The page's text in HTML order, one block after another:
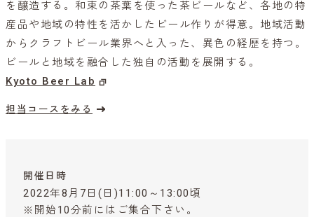
を醸造する。和束の茶葉を使った茶ビールなど、各地の特
産品や地域の特性を活かしたビール作りが得意。地域活動
からクラフトビール業界へと入った、異色の経歴を持つ。
ビールと地域を融合した独自の活動を展開する。
Kyoto Beer Lab
担当コースをみる
開催日時
2022年8月7日(日)11:00～13:00頃
※開始10分前にはご集合下さい。